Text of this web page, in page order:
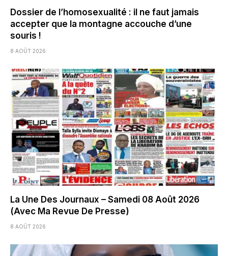
Dossier de l’homosexualité : il ne faut jamais
accepter que la montagne accouche d’une
souris !
8 AOÛT 2026
La Une Des Journaux – Samedi 08 Août 2026
(Avec Ma Revue De Presse)
8 AOÛT 2026